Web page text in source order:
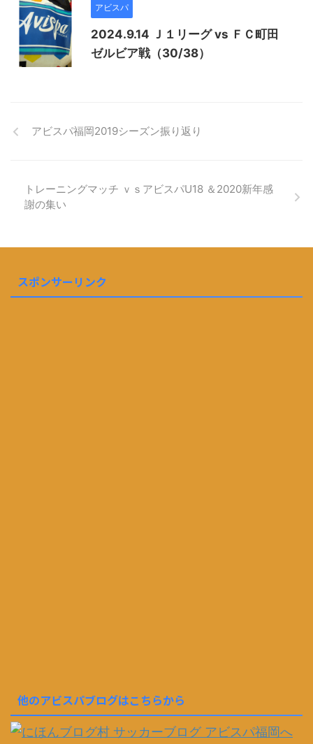
アビスパ
2024.9.14 Ｊ１リーグ vs ＦＣ町田
ゼルビア戦（30/38）
アビスパ福岡2019シーズン振り返り
トレーニングマッチ ｖｓアビスパU18 ＆2020新年感
謝の集い
スポンサーリンク
他のアビスパブログはこちらから